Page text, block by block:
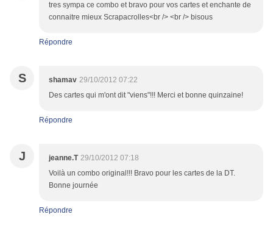
tres sympa ce combo et bravo pour vos cartes et enchante de
connaitre mieux Scrapacrolles<br /> <br /> bisous
Répondre
S shamav 29/10/2012 07:22
Des cartes qui m'ont dit "viens"!!! Merci et bonne quinzaine!
Répondre
J jeanne.T 29/10/2012 07:18
Voilà un combo original!!! Bravo pour les cartes de la DT.
Bonne journée
Répondre